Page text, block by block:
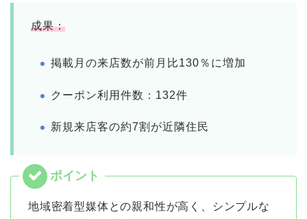
成果：
掲載月の来店数が前月比130％に増加
クーポン利用件数：132件
新規来店客の約7割が近隣住民
地域密着型媒体との親和性が高く、シンプルな